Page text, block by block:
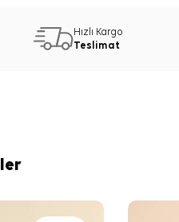
Hızlı Kargo
Teslimat